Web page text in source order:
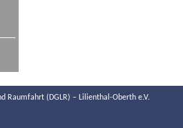
Raumfahrt (DGLR) – Lilienthal-Oberth e.V.